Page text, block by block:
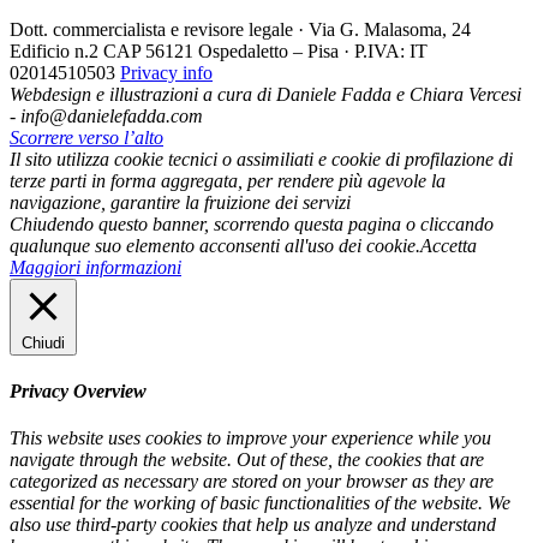
Dott. commercialista e revisore legale · Via G. Malasoma, 24
Edificio n.2 CAP 56121 Ospedaletto – Pisa · P.IVA: IT
02014510503 Privacy info
Webdesign e illustrazioni a cura di Daniele Fadda e Chiara Vercesi
- info@danielefadda.com
Scorrere verso l’alto
Il sito utilizza cookie tecnici o assimiliati e cookie di profilazione di
terze parti in forma aggregata, per rendere più agevole la
navigazione, garantire la fruizione dei servizi
Chiudendo questo banner, scorrendo questa pagina o cliccando
qualunque suo elemento acconsenti all'uso dei cookie.Accetta
Maggiori informazioni
Chiudi
Privacy Overview
This website uses cookies to improve your experience while you
navigate through the website. Out of these, the cookies that are
categorized as necessary are stored on your browser as they are
essential for the working of basic functionalities of the website. We
also use third-party cookies that help us analyze and understand